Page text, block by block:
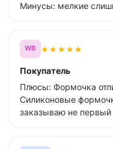
Минусы: мелкие
WB ★★★★★
Покупатель
Плюсы: Формочка
Силиконовые
заказываю не первый